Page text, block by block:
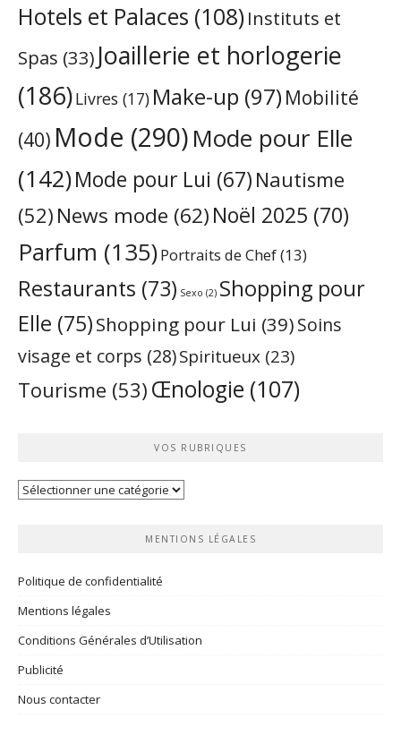
Hotels et Palaces (108) Instituts et
Spas (33) Joaillerie et horlogerie
(186)Livres (17) Make-up (97) Mobilité
(40) Mode (290)Mode pour Elle
(142)Mode pour Lui (67) Nautisme
(52) News mode (62)Noël 2025 (70)
Parfum (135)Portraits de Chef(13)
Restaurants (73) Sexo (2) Shopping pour
Elle (75)Shopping pour Lui (39)Soins
visage et corps (28)Spiritueux (23)
Tourisme (53) Œnologie (107)
VOS RUBRIQUES
Vos
MENTIONS LÉGALES
Politique de confidentialité
Mentions légales
Conditions Générales d’Utilisation
Publicité
Nous contacter